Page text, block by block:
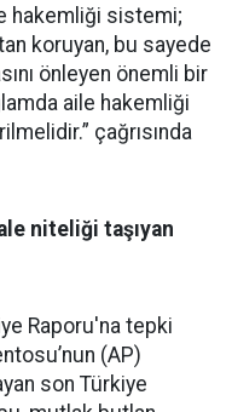
hakemliği sistemi;
koruyan, bu sayede
önleyen önemli bir
aile hakemliği
çağrısında
niteliği taşıyan
Raporu'na tepki
(AP)
son Türkiye